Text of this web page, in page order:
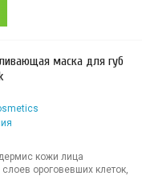
маска для губ
кожи лица
ороговевших клеток,